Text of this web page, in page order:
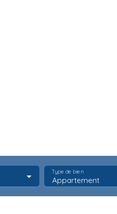
Appartement
Type de bien